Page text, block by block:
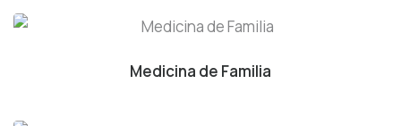
Medicina de Familia